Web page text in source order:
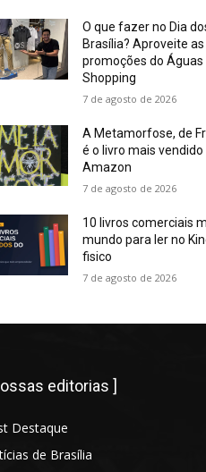
O que fazer no Dia
Brasília? Aproveite as
promoções do Águas
Shopping
7 de agosto de 2026
A Metamorfose, de
é o livro mais vendido
Amazon
7 de agosto de 2026
10 livros comerciais
mundo para ler no
fisico
7 de agosto de 2026
editorias ]
Destaque
de Brasília